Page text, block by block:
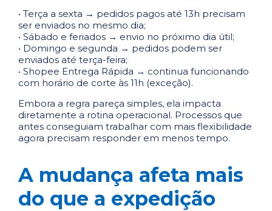
• Terça a sexta → pedidos pagos até 13h precisam
ser enviados no mesmo dia;
• Sábado e feriados → envio no próximo dia útil;
• Domingo e segunda → pedidos podem ser
enviados até terça-feira;
• Shopee Entrega Rápida → continua funcionando
com horário de corte às 11h (exceção).
Embora a regra pareça simples, ela impacta
diretamente a rotina operacional. Processos que
antes conseguiam trabalhar com mais flexibilidade
agora precisam responder em menos tempo.
A mudança afeta mais
do que a expedição